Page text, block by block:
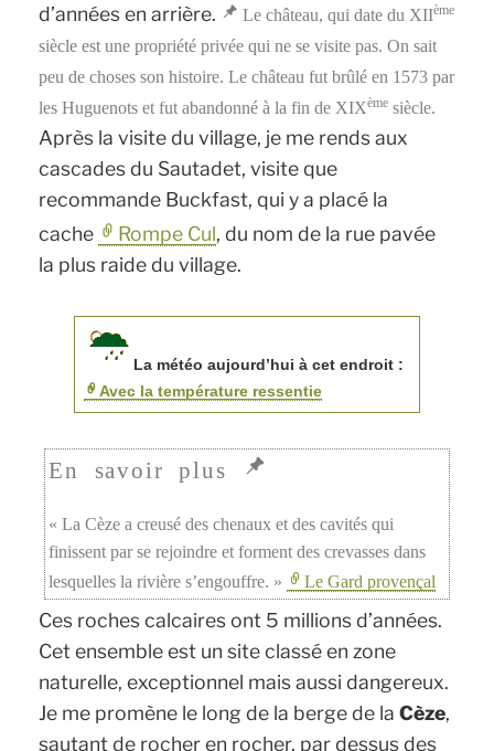
d’années en arrière.
Le château, qui date du XIIème
siècle est une propriété privée qui ne se visite pas. On sait
peu de choses son histoire. Le château fut brûlé en 1573 par
les Huguenots et fut abandonné à la fin de XIXème siècle.
Après la visite du village, je me rends aux
cascades du Sautadet, visite que
recommande Buckfast, qui y a placé la
cache
Rompe Cul, du nom de la rue pavée
la plus raide du village.
La météo aujourd’hui à cet endroit :
Avec la température ressentie
« La Cèze a creusé des chenaux et des cavités qui
finissent par se rejoindre et forment des crevasses dans
lesquelles la rivière s’engouffre. »
Le Gard provençal
Ces roches calcaires ont 5 millions d’années.
Cet ensemble est un site classé en zone
naturelle, exceptionnel mais aussi dangereux.
Je me promène le long de la berge de laCèze,
sautant de rocher en rocher, par dessus des